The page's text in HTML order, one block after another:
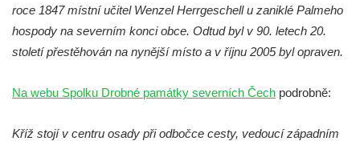
Boží muka na křižovatce ulic Latrán a K
Malší ve Velešíně
Kříž u kostela svatého Václava ve Velešíně
roce 1847 místní učitel Wenzel Herrgeschell u zaniklé Palmeho
hospody na severním konci obce. Odtud byl v 90. letech 20.
století přestěhován na nynější místo a v říjnu 2005 byl opraven.
Na webu Spolku Drobné památky severních Čech podrobně:
Kříž stojí v centru osady při odbočce cesty, vedoucí západním